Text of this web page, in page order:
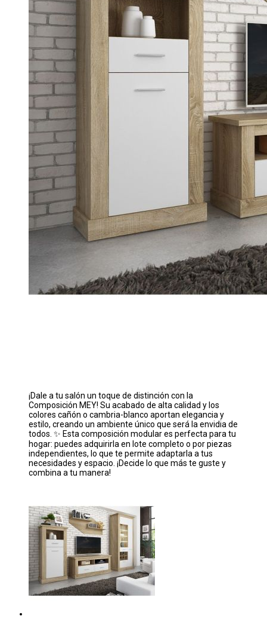
¡Dale a tu salón un toque de distinción con la
Composición MEY! Su acabado de alta calidad y los
colores cañón o cambria-blanco aportan elegancia y
estilo, creando un ambiente único que será la envidia de
todos. ✨ Esta composición modular es perfecta para tu
hogar: puedes adquirirla en lote completo o por piezas
independientes, lo que te permite adaptarla a tus
necesidades y espacio. ¡Decide lo que más te guste y
combina a tu manera! ️